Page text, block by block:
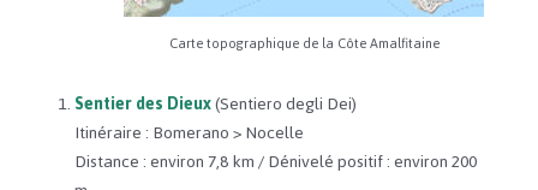
Carte topographique de la Côte Amalfitaine
Sentier des Dieux(Sentiero degli Dei)
Itinéraire : Bomerano > Nocelle​
Distance : environ 7,8 km​ / Dénivelé positif : environ 200